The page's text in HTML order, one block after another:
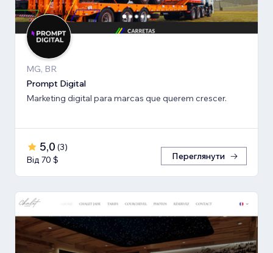
MG, BR
Prompt Digital
Marketing digital para marcas que querem crescer.
5,0 (3)
Від 70 $
Переглянути